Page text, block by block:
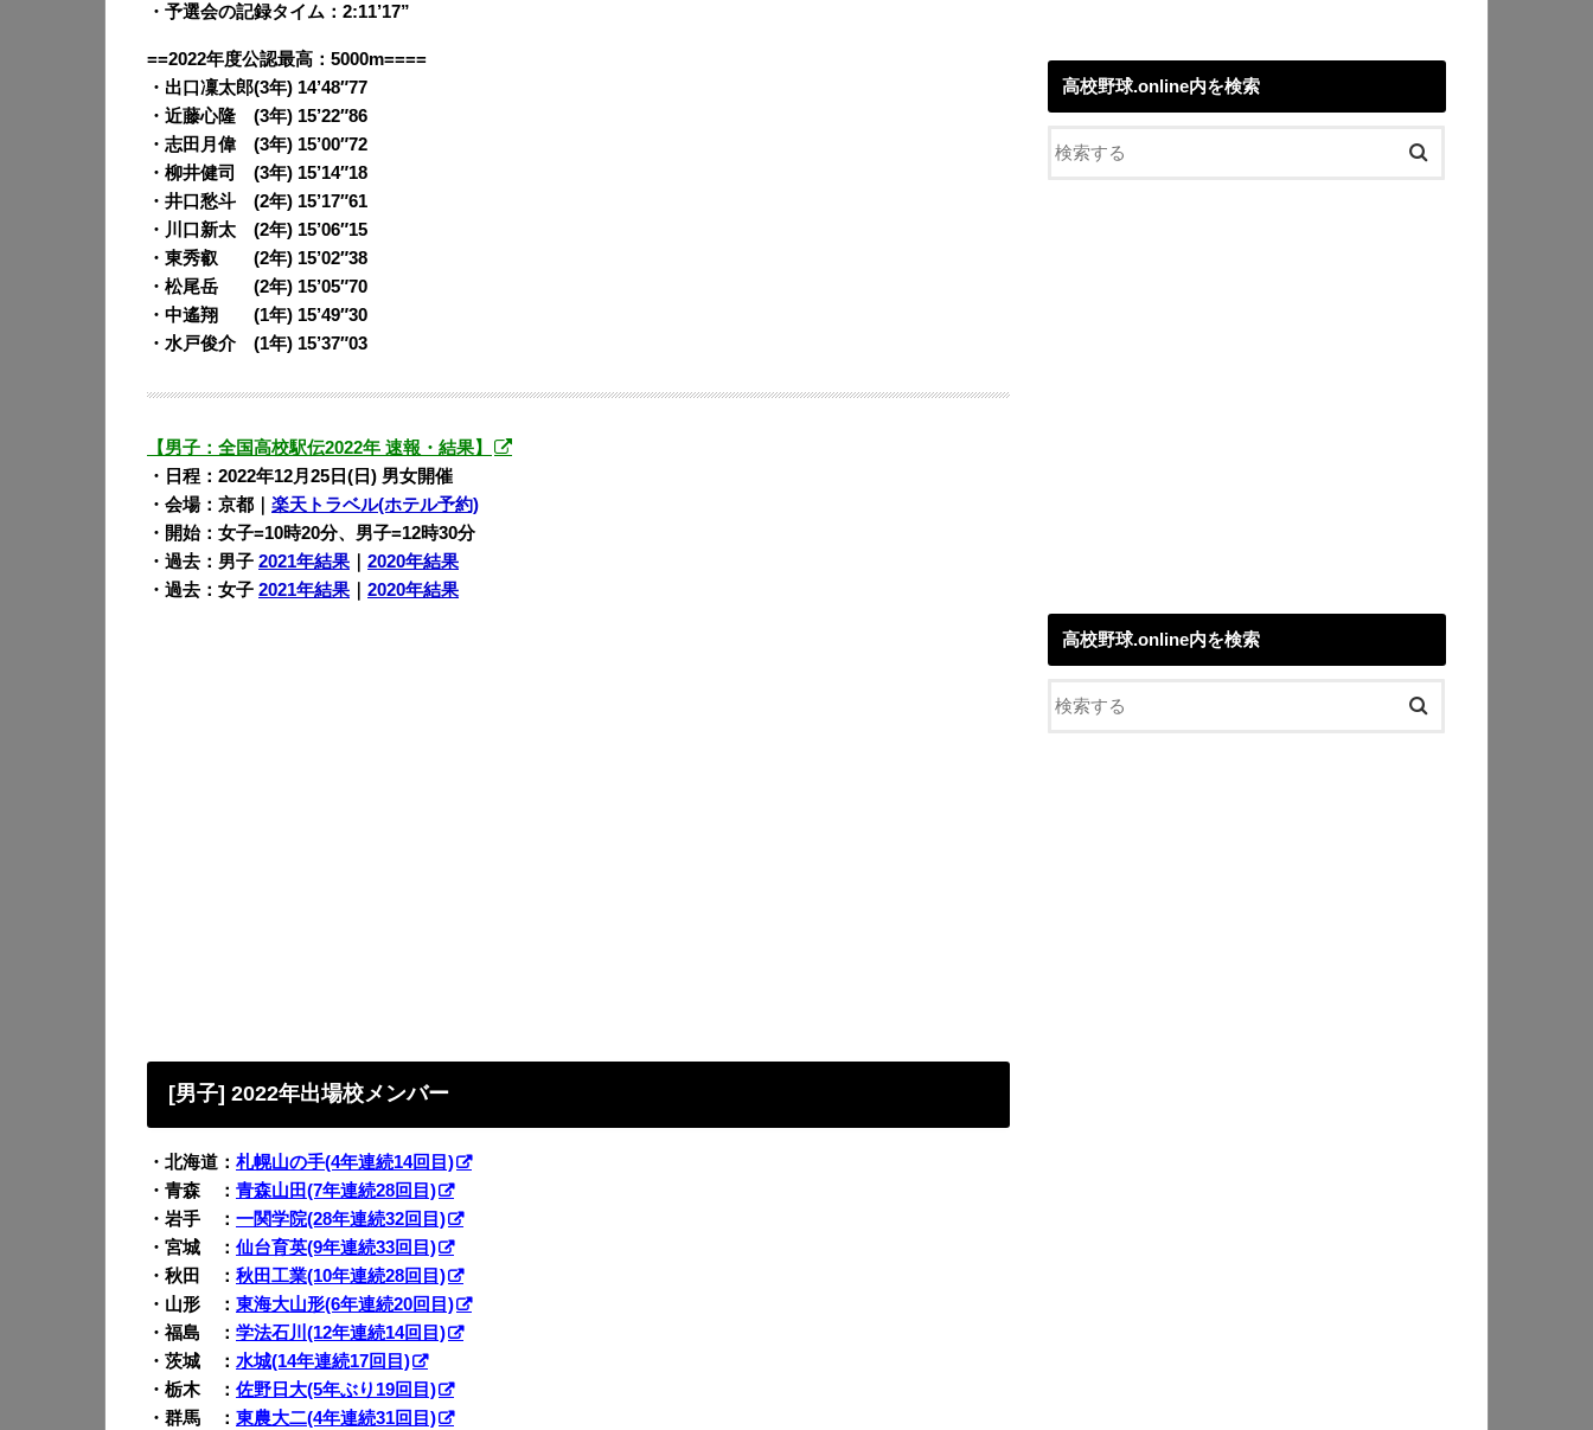
・予選会の記録タイム：2:11’17”
==2022年度公認最高：5000m====
・出口凜太郎(3年) 14’48″77
・近藤心隆 (3年) 15’22″86
・志田月偉 (3年) 15’00″72
・柳井健司 (3年) 15’14″18
・井口愁斗 (2年) 15’17″61
・川口新太 (2年) 15’06″15
・東秀叡 (2年) 15’02″38
・松尾岳 (2年) 15’05″70
・中遙翔 (1年) 15’49″30
・水戸俊介 (1年) 15’37″03
【男子：全国高校駅伝2022年 速報・結果】
・日程：2022年12月25日(日) 男女開催
・会場：京都｜ 楽天トラベル(ホテル予約)
・開始：女子=10時20分、男子=12時30分
・過去：男子 2021年結果
2020年結果
・過去：女子 2021年結果 2020年結果
[男子] 2022年出場校メンバー
・北海道： 札幌山の手(4年連続14回目)
・青森 ： 青森山田(7年連続28回目)
・岩手 ： 一関学院(28年連続32回目)
・宮城 ： 仙台育英(9年連続33回目)
・秋田 ： 秋田工業(10年連続28回目)
・山形 ： 東海大山形(6年連続20回目)
・福島 ： 学法石川(12年連続14回目)
・茨城 ： 水城(14年連続17回目)
・栃木 ： 佐野日大(5年ぶり19回目)
・群馬 ： 東農大二(4年連続31回目)
高校野球.online内を検索
高校野球.online内を検索